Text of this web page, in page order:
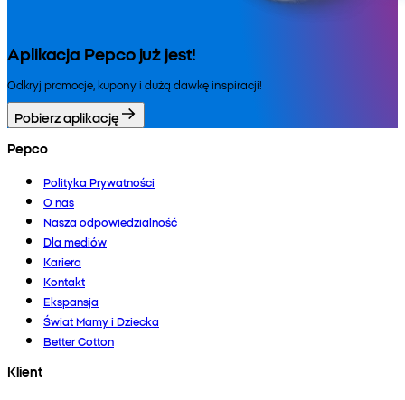
Aplikacja Pepco już jest!
Odkryj promocje, kupony i dużą dawkę inspiracji!
Pobierz aplikację
Pepco
Polityka Prywatności
O nas
Nasza odpowiedzialność
Dla mediów
Kariera
Kontakt
Ekspansja
Świat Mamy i Dziecka
Better Cotton
Klient